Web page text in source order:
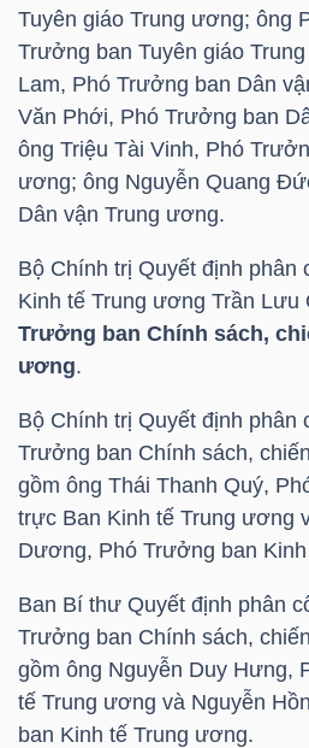
Tuyên giáo Trung ương; ông
Trưởng ban Tuyên giáo
Lam, Phó Trưởng ban Dân
Văn Phới, Phó Trưởng ban
ông Triệu Tài Vinh, Phó
ương; ông Nguyễn Quang
Dân vận Trung ương.
Bộ Chính trị Quyết định phân
Kinh tế Trung ương Trần Lưu
Trưởng ban Chính sách,
ương.
Bộ Chính trị Quyết định phân
Trưởng ban Chính sách,
gồm ông Thái Thanh Quý,
trực Ban Kinh tế Trung ương
Dương, Phó Trưởng ban
Ban Bí thư Quyết định phân
Trưởng ban Chính sách,
gồm ông Nguyễn Duy Hưng,
tế Trung ương và Nguyễn
ban Kinh tế Trung ương.
Sách
tài
chính
cụ
đầu
tư
Truyền
thông
tài
chính